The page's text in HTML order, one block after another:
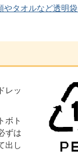
やタオルなど透明
レッ
ボト
ずは
出し